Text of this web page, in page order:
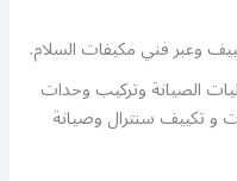
وعبر فني مكيفات السلام.
الصيانة وتركيب وحدات
و تكييف سنترال وصيانة